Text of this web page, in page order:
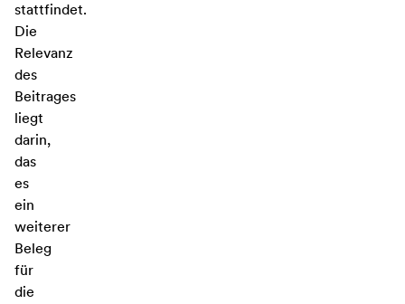
stattfindet.
Die
Relevanz
des
Beitrages
liegt
darin,
das
es
ein
weiterer
Beleg
für
die